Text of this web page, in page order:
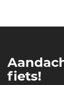
fiets!